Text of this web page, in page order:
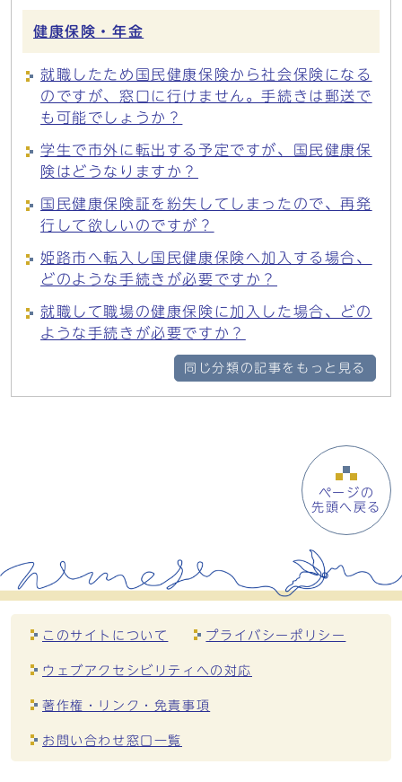
健康保険・年金
就職したため国民健康保険から社会保険になる
のですが、窓口に行けません。手続きは郵送で
も可能でしょうか？
学生で市外に転出する予定ですが、国民健康保
険はどうなりますか？
国民健康保険証を紛失してしまったので、再発
行して欲しいのですが？
姫路市へ転入し国民健康保険へ加入する場合、
どのような手続きが必要ですか？
就職して職場の健康保険に加入した場合、どの
ような手続きが必要ですか？
同じ分類の記事をもっと見る
ページの
先頭へ戻る
このサイトについて プライバシーポリシー
ウェブアクセシビリティへの対応
著作権・リンク・免責事項
お問い合わせ窓口一覧